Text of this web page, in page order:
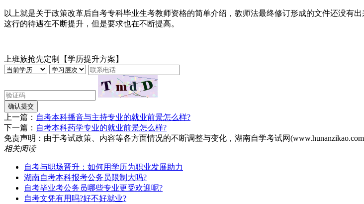
以上就是关于政策改革后自考专科毕业生考教师资格的简单介绍，教师法最终修订形成的文件还没有
这行的待遇在不断提升，但是要求也在不断提高。
上班族抢先定制【学历提升方案】
确认提交
上一篇： 自考本科播音与主持专业的就业前景怎么样?
下一篇： 自考本科药学专业的就业前景怎么样?
免责声明：由于考试政策、内容等各方面情况的不断调整与变化，湖南自学考试网
相关阅读
自考与职场晋升：如何用学历为职业发展助力
湖南自考本科报考公务员限制大吗?
自考毕业考公务员哪些专业更受欢迎呢?
自考文凭有用吗?好不好就业?